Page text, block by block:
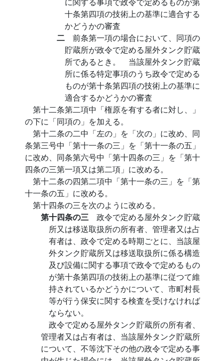
十条第四項の技術上の基準に適合する
かどうかの審査
二 前条第一項の場合において、同項の
貯蔵所が政令で定める屋外タンク貯蔵
所であるとき。 当該屋外タンク貯蔵
所に係る特定事項のうち政令で定める
ものが第十条第四項の技術上の基準に
適合するかどうかの審査
第十二条第二項中「権原を有する者に対し、」
の下に「同項の」を加える。
第十二条の二中「左の」を「次の」に改め、同
条第三号中「第十一条の三」を「第十一条の五」
に改め、同条第六号中「第十四条の三」を「第十
四条の三第一項又は第二項」に改める。
第十二条の四第二項中「第十一条の三」を「第
十一条の五」に改める。
第十四条の三を次のように改める。
第十四条の三 政令で定める屋外タンク貯蔵
所又は移送取扱所の所有者、管理者又は占
有者は、政令で定める時期ごとに、当該屋
外タンク貯蔵所又は移送取扱所に係る構造
及び設備に関する事項で政令で定めるもの
が第十条第四項の技術上の基準に従つて維
持されているかどうかについて、市町村長
等が行う保安に関する検査を受けなければ
ならない。
政令で定める屋外タンク貯蔵所の所有者、
管理者又は占有者は、当該屋外タンク貯蔵所
について、不等沈下その他の政令で定める事